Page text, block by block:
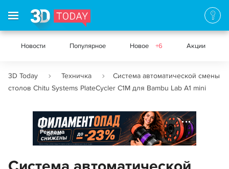
Новости Популярное Новое +6 Акции
3D Today Техничка
Система автоматической смены
столов Chitu Systems PlateCycler C1M для Bambu Lab A1 mini
Реклама